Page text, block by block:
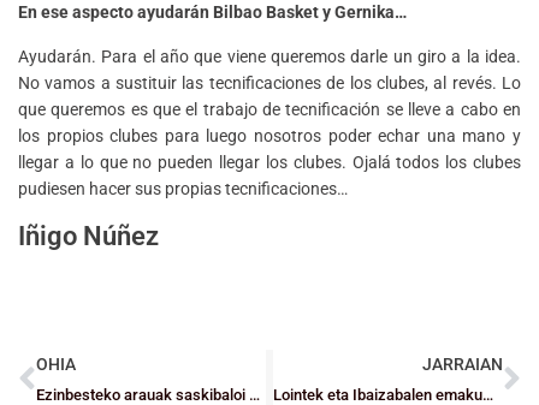
En ese aspecto ayudarán Bilbao Basket y Gernika…
Ayudarán. Para el año que viene queremos darle un giro a la idea.
No vamos a sustituir las tecnificaciones de los clubes, al revés. Lo
que queremos es que el trabajo de tecnificación se lleve a cabo en
los propios clubes para luego nosotros poder echar una mano y
llegar a lo que no pueden llegar los clubes. Ojalá todos los clubes
pudiesen hacer sus propias tecnificaciones…
Iñigo Núñez
OHIA
Ezinbesteko arauak saskibaloi eskolarrarako
JARRAIAN
Lointek eta Ibaizabalen emakumezkoen taldeak bikain